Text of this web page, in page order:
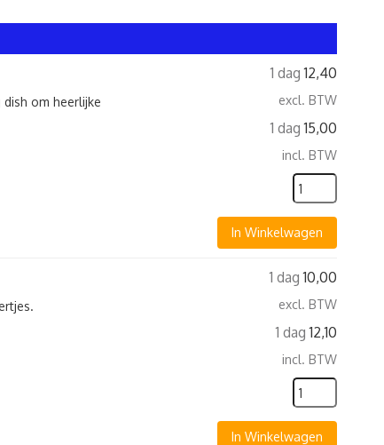
1 dag 12,40
excl. BTW
1 dag 15,00
incl. BTW
In Winkelwagen
om heerlijke
1 dag 10,00
excl. BTW
1 dag 12,10
incl. BTW
In Winkelwagen